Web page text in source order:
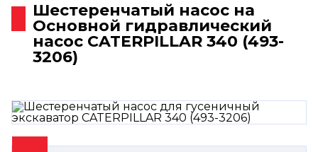
ЦЕНЫ
КОНТАКТЫ
Шестеренчатый насос на
Основной гидравлический
насос CATERPILLAR 340 (493-
3206)